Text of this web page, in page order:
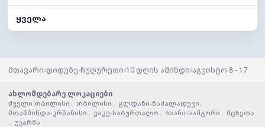
ყველა
მთავარი›დიდუბე-ჩუღურეთი›10 დღის ამინდი›აგვისტო 8 - 17
ახლომდებარე ლოკაციები
ძველი თბილისი , თბილისი , გლდანი-ნაძალადევი ,
მთაწმინდა-კრწანისი , ვაკე-საბურთალო , ისანი-სამგორი , მცხეთა
, უჯარმა